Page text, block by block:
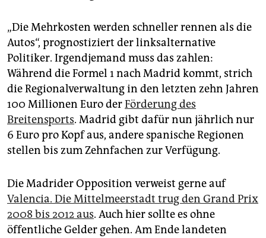
„Die Mehrkosten werden schneller rennen als die
Autos“, prognostiziert der linksalternative
Politiker. Irgendjemand muss das zahlen:
Während die Formel 1 nach Madrid kommt, strich
die Regionalverwaltung in den letzten zehn Jahren
100 Millionen Euro derFörderung des
Breitensports. Madrid gibt dafür nun jährlich nur
6 Euro pro Kopf aus, andere spanische Regionen
stellen bis zum Zehnfachen zur Verfügung.
Die Madrider Opposition verweist gerne auf
Valencia. Die Mittelmeerstadt trug den Grand Prix
2008 bis 2012 aus. Auch hier sollte es ohne
öffentliche Gelder gehen. Am Ende landeten